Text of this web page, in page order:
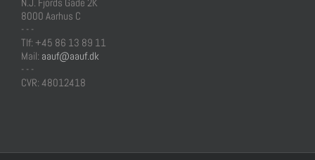
8000 Aarhus C
- - -
Tlf: +45 86 13 89 11
Mail: aauf@aauf.dk
- - -
CVR: 48012418